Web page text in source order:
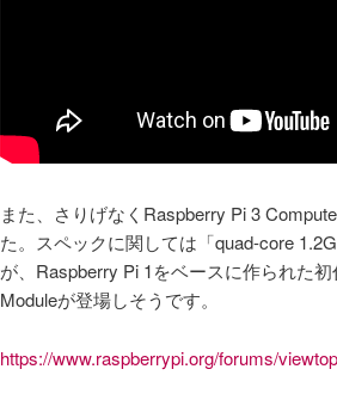
また、さりげなくRaspberry Pi 3
た。スペックに関しては「quad-core
が、Raspberry Pi 1をベースに作られた
Moduleが登場しそうです。
https://www.raspberrypi.org/forums/